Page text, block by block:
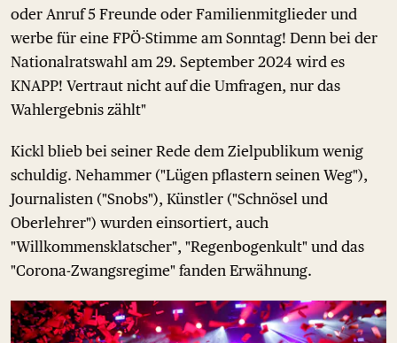
oder Anruf 5 Freunde oder Familienmitglieder und
werbe für eine FPÖ-Stimme am Sonntag! Denn bei der
Nationalratswahl am 29. September 2024 wird es
KNAPP! Vertraut nicht auf die Umfragen, nur das
Wahlergebnis zählt"
Kickl blieb bei seiner Rede dem Zielpublikum wenig
schuldig. Nehammer ("Lügen pflastern seinen Weg"),
Journalisten ("Snobs"), Künstler ("Schnösel und
Oberlehrer") wurden einsortiert, auch
"Willkommensklatscher", "Regenbogenkult" und das
"Corona-Zwangsregime" fanden Erwähnung.